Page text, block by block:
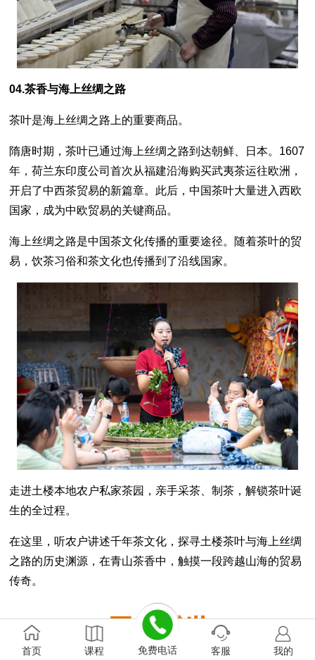
04.茶香与海上丝绸之路
茶叶是海上丝绸之路上的重要商品。
隋唐时期，茶叶已通过海上丝绸之路到达朝鲜、日本。1607
年，荷兰东印度公司首次从福建沿海购买武夷茶运往欧洲，
开启了中西茶贸易的新篇章。此后，中国茶叶大量进入西欧
国家，成为中欧贸易的关键商品。
海上丝绸之路是中国茶文化传播的重要途径。随着茶叶的贸
易，饮茶习俗和茶文化也传播到了沿线国家。
走进土楼本地农户私家茶园，亲手采茶、制茶，解锁茶叶诞
生的全过程。
在这里，听农户讲述千年茶文化，探寻土楼茶叶与海上丝绸
之路的历史渊源，在青山茶香中，触摸一段跨越山海的贸易
传奇。
首页 课程 免费电话 客服 我的